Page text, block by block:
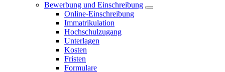
Bewerbung und Einschreibung
Online-Einschreibung
Immatrikulation
Hochschulzugang
Unterlagen
Kosten
Fristen
Formulare